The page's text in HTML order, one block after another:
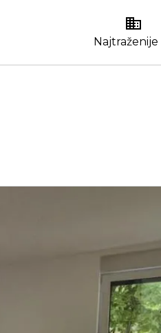
Najtraženije